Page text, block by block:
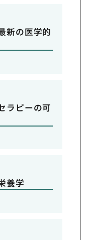
新の医学的
ラピーの可
養学